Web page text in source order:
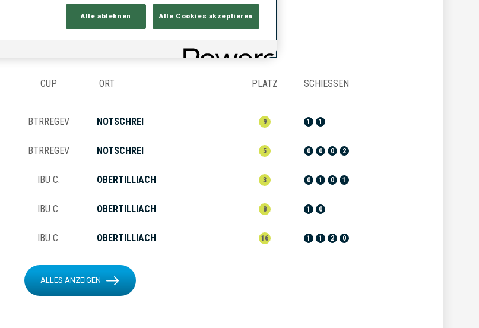
CUP ORT PLATZ SCHIESSEN
BTRREGEV NOTSCHREI 9 1 1
BTRREGEV NOTSCHREI 5 0 0 0 2
IBU C. OBERTILLIACH 3 0 1 0 1
IBU C. OBERTILLIACH 8 1 0
IBU C. OBERTILLIACH 16 1 1 2 0
ALLES ANZEIGEN
Alle ablehnen Alle Cookies akzeptieren